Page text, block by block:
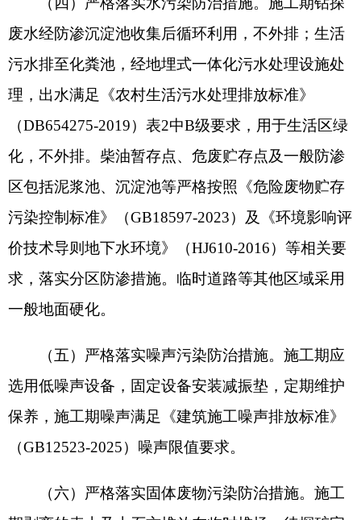
期交由当地环卫部门拉运处置。
码：900-249-08），袋装收集；机械设备维修、柴
油发电机维修产生的废机油（HW08类，危废代
码：900-249-08），桶装收集。以上危险废物分类
暂存于危废贮存点，定期交由有危废处置资质和能
力单位处置。危废贮存应按照《危险废物贮存污染
按《危险废物管理计划和管理台账制定技术导则》
中相关要求，及时在线填报危险废物管理计划，规
范建立并运行危废台账，在线办理电子转移联单。
（七）强化环境风险防范和应急措施。加强项
目规范化管理。项目设置专门的环保管理工作机
加强风险管理，落实项目风险防范制度和措施，针
对该项目可能产生的风险，建设方应严格执行《报
风险事故发生。建设方应编制突发环境事件应急预